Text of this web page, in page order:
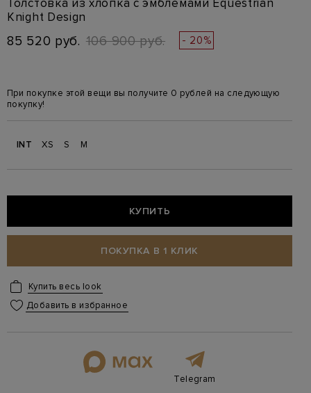
Толстовка из хлопка с эмблемами Equestrian
Knight Design
85 520 руб. 106 900 руб. - 20%
При покупке этой вещи вы получите 0 рублей на следующую
покупку!
INT XS S M
КУПИТЬ
ПОКУПКА В 1 КЛИК
Купить весь look
Добавить в избранное
Telegram